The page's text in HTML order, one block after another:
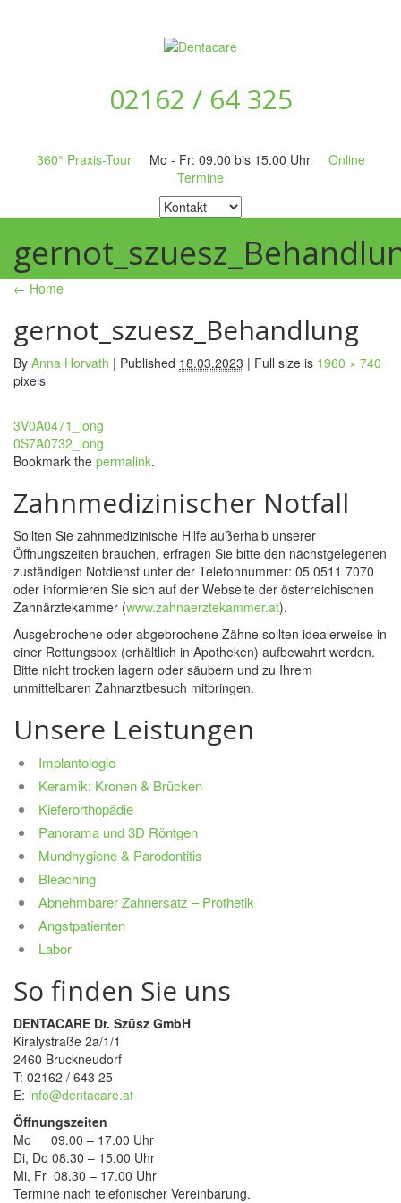
02162 / 64 325
360° Praxis-Tour Mo - Fr: 09.00 bis 15.00 Uhr Online
Termine
← Home
gernot_szuesz_Behandlung
By Anna Horvath | Published 18.03.2023 | Full size is 1960 × 740
pixels
3V0A0471_long
0S7A0732_long
Bookmark the permalink.
Zahnmedizinischer Notfall
Sollten Sie zahnmedizinische Hilfe außerhalb unserer
Öffnungszeiten brauchen, erfragen Sie bitte den nächstgelegenen
zuständigen Notdienst unter der Telefonnummer: 05 0511 7070
oder informieren Sie sich auf der Webseite der österreichischen
Zahnärztekammer (www.zahnaerztekammer.at).
Ausgebrochene oder abgebrochene Zähne sollten idealerweise in
einer Rettungsbox (erhältlich in Apotheken) aufbewahrt werden.
Bitte nicht trocken lagern oder säubern und zu Ihrem
unmittelbaren Zahnarztbesuch mitbringen.
Unsere Leistungen
Implantologie
Keramik: Kronen & Brücken
Kieferorthopädie
Panorama und 3D Röntgen
Mundhygiene & Parodontitis
Bleaching
Abnehmbarer Zahnersatz – Prothetik
Angstpatienten
Labor
So finden Sie uns
DENTACARE Dr. Szüsz GmbH
Kiralystraße 2a/1/1
2460 Bruckneudorf
T: 02162 / 643 25
E: info@dentacare.at
Öffnungszeiten
Mo 09.00 – 17.00 Uhr
Di, Do 08.30 – 15.00 Uhr
Mi, Fr 08.30 – 17.00 Uhr
Termine nach telefonischer Vereinbarung.